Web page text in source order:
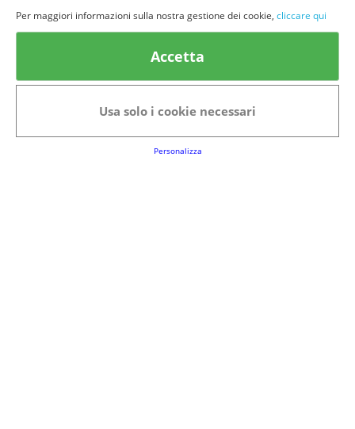
Categorie in evidenza
Animali
Nuovi prodotti
Senior
Per maggiori informazioni sulla nostra gestione dei cookie, cliccare qui
Accetta
Usa solo i cookie necessari
Personalizza